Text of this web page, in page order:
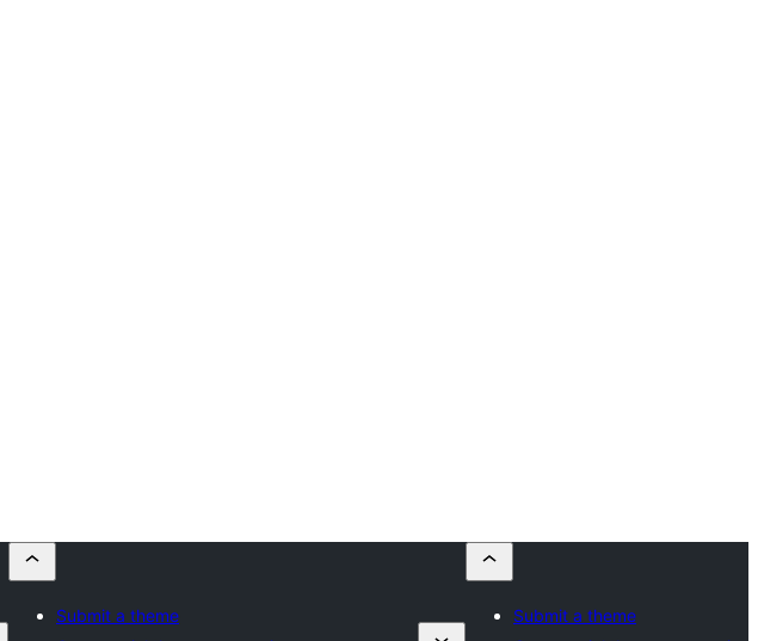
Submit a theme
Submit a theme